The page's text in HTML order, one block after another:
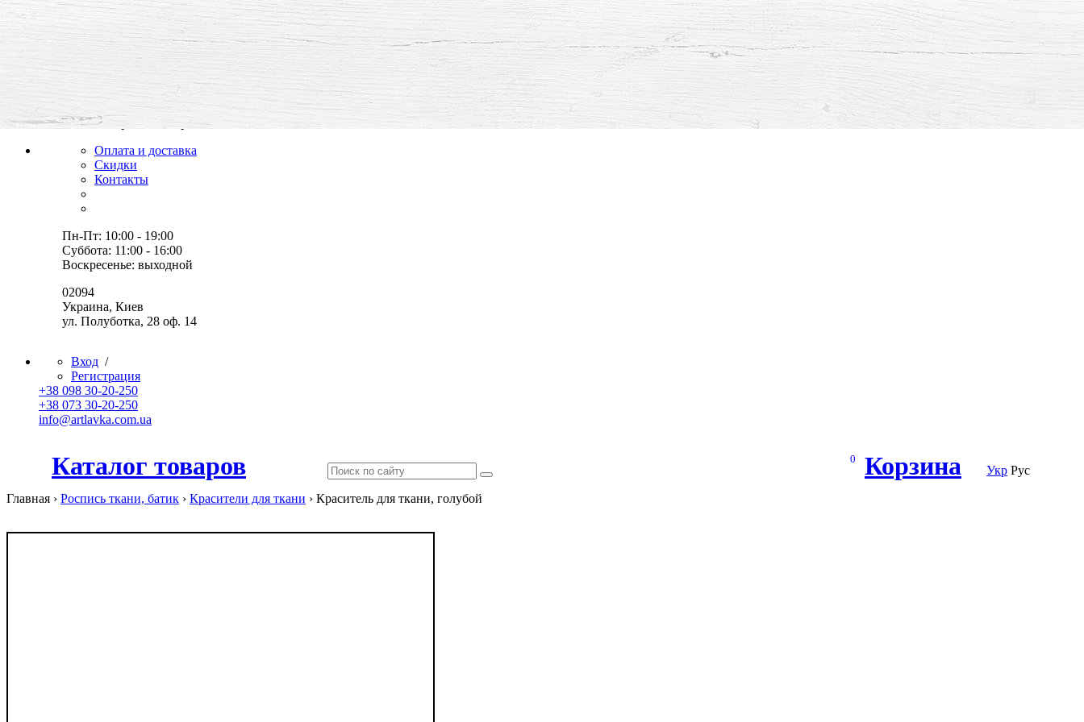
все для творчества и хобби,
товары, мастер-классы, идеи
Оплата и доставка
Скидки
Контакты
Пн-Пт: 10:00 - 19:00
Суббота: 11:00 - 16:00
Воскресенье: выходной
02094
Украина, Киев
ул. Полуботка, 28 оф. 14
Вход /
Регистрация
+38 098 30-20-250
+38 073 30-20-250
info@artlavka.com.ua
Каталог товаров Корзина
0
Укр Рус
Главная › Роспись ткани, батик › Красители для ткани › Краситель для ткани, голубой